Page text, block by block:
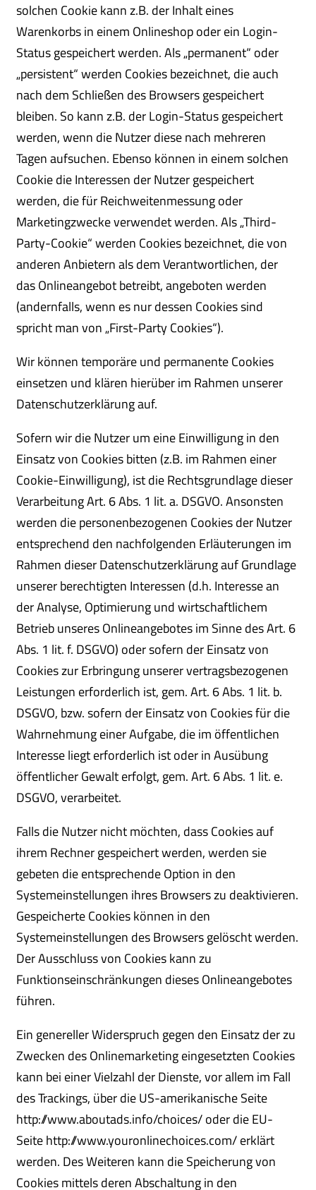
solchen Cookie kann z.B. der Inhalt eines
Warenkorbs in einem Onlineshop oder ein Login-
Status gespeichert werden. Als „permanent“ oder
„persistent“ werden Cookies bezeichnet, die auch
nach dem Schließen des Browsers gespeichert
bleiben. So kann z.B. der Login-Status gespeichert
werden, wenn die Nutzer diese nach mehreren
Tagen aufsuchen. Ebenso können in einem solchen
Cookie die Interessen der Nutzer gespeichert
werden, die für Reichweitenmessung oder
Marketingzwecke verwendet werden. Als „Third-
Party-Cookie“ werden Cookies bezeichnet, die von
anderen Anbietern als dem Verantwortlichen, der
das Onlineangebot betreibt, angeboten werden
(andernfalls, wenn es nur dessen Cookies sind
spricht man von „First-Party Cookies“).
Wir können temporäre und permanente Cookies
einsetzen und klären hierüber im Rahmen unserer
Datenschutzerklärung auf.
Sofern wir die Nutzer um eine Einwilligung in den
Einsatz von Cookies bitten (z.B. im Rahmen einer
Cookie-Einwilligung), ist die Rechtsgrundlage dieser
Verarbeitung Art. 6 Abs. 1 lit. a. DSGVO. Ansonsten
werden die personenbezogenen Cookies der Nutzer
entsprechend den nachfolgenden Erläuterungen im
Rahmen dieser Datenschutzerklärung auf Grundlage
unserer berechtigten Interessen (d.h. Interesse an
der Analyse, Optimierung und wirtschaftlichem
Betrieb unseres Onlineangebotes im Sinne des Art. 6
Abs. 1 lit. f. DSGVO) oder sofern der Einsatz von
Cookies zur Erbringung unserer vertragsbezogenen
Leistungen erforderlich ist, gem. Art. 6 Abs. 1 lit. b.
DSGVO, bzw. sofern der Einsatz von Cookies für die
Wahrnehmung einer Aufgabe, die im öffentlichen
Interesse liegt erforderlich ist oder in Ausübung
öffentlicher Gewalt erfolgt, gem. Art. 6 Abs. 1 lit. e.
DSGVO, verarbeitet.
Falls die Nutzer nicht möchten, dass Cookies auf
ihrem Rechner gespeichert werden, werden sie
gebeten die entsprechende Option in den
Systemeinstellungen ihres Browsers zu deaktivieren.
Gespeicherte Cookies können in den
Systemeinstellungen des Browsers gelöscht werden.
Der Ausschluss von Cookies kann zu
Funktionseinschränkungen dieses Onlineangebotes
führen.
Ein genereller Widerspruch gegen den Einsatz der zu
Zwecken des Onlinemarketing eingesetzten Cookies
kann bei einer Vielzahl der Dienste, vor allem im Fall
des Trackings, über die US-amerikanische Seite
http://www.aboutads.info/choices/ oder die EU-
Seite http://www.youronlinechoices.com/ erklärt
werden. Des Weiteren kann die Speicherung von
Cookies mittels deren Abschaltung in den